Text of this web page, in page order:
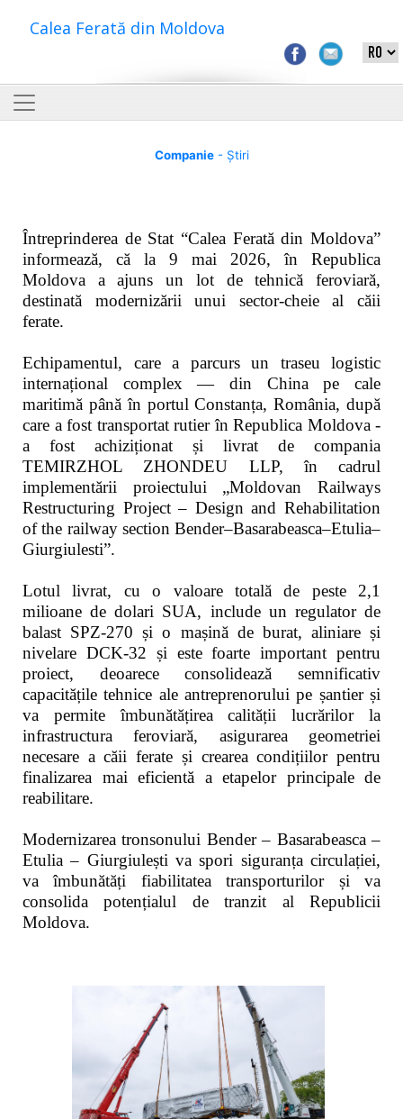
Calea Ferată din Moldova
Companie- Știri
Întreprinderea de Stat “Calea Ferată din Moldova”
informează, că la 9 mai 2026, în Republica
Moldova a ajuns un lot de tehnică feroviară,
destinată modernizării unui sector-cheie al căii
ferate.
Echipamentul, care a parcurs un traseu logistic
internațional complex — din China pe cale
maritimă până în portul Constanța, România, după
care a fost transportat rutier în Republica Moldova -
a fost achiziționat și livrat de compania
TEMIRZHOL ZHONDEU LLP, în cadrul
implementării proiectului „Moldovan Railways
Restructuring Project – Design and Rehabilitation
of the railway section Bender–Basarabeasca–Etulia–
Giurgiulesti”.
Lotul livrat, cu o valoare totală de peste 2,1
milioane de dolari SUA, include un regulator de
balast SPZ-270 și o mașină de burat, aliniare și
nivelare DCK-32 și este foarte important pentru
proiect, deoarece consolidează semnificativ
capacitățile tehnice ale antreprenorului pe șantier și
va permite îmbunătățirea calității lucrărilor la
infrastructura feroviară, asigurarea geometriei
necesare a căii ferate și crearea condițiilor pentru
finalizarea mai eficientă a etapelor principale de
reabilitare.
Modernizarea tronsonului Bender – Basarabeasca –
Etulia – Giurgiulești va spori siguranța circulației,
va îmbunătăți fiabilitatea transporturilor și va
consolida potențialul de tranzit al Republicii
Moldova.